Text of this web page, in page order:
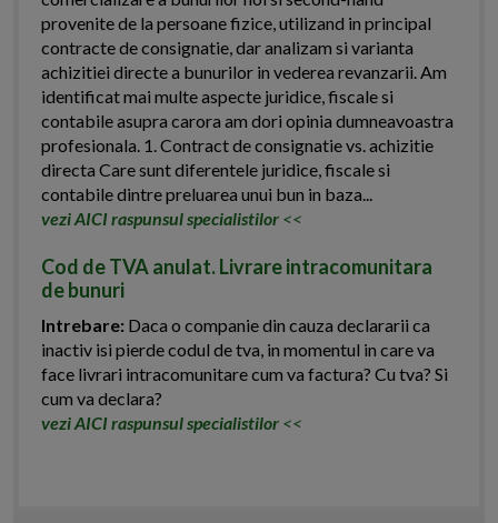
provenite de la persoane fizice, utilizand in principal
contracte de consignatie, dar analizam si varianta
achizitiei directe a bunurilor in vederea revanzarii. Am
identificat mai multe aspecte juridice, fiscale si
contabile asupra carora am dori opinia dumneavoastra
profesionala. 1. Contract de consignatie vs. achizitie
directa Care sunt diferentele juridice, fiscale si
contabile dintre preluarea unui bun in baza...
vezi AICI raspunsul specialistilor <<
Cod de TVA anulat. Livrare intracomunitara
de bunuri
Intrebare: Daca o companie din cauza declararii ca
inactiv isi pierde codul de tva, in momentul in care va
face livrari intracomunitare cum va factura? Cu tva? Si
cum va declara?
vezi AICI raspunsul specialistilor <<